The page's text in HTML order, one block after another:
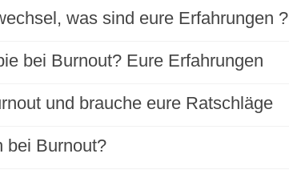
was sind eure Erfahrungen ?
bei Burnout? Eure Erfahrungen
und brauche eure Ratschläge
bei Burnout?